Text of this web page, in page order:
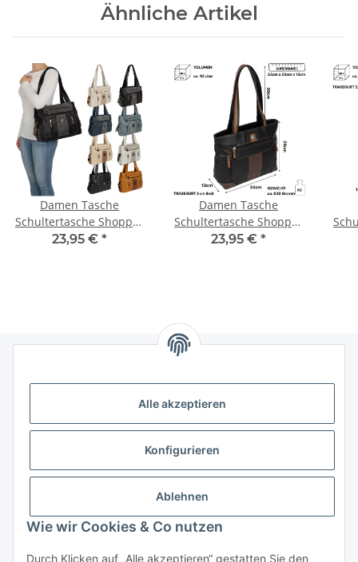
Alle akzeptieren
Konfigurieren
Ablehnen
Wie wir Cookies & Co nutzen
Durch Klicken auf „Alle akzeptieren“ gestatten Sie den
Ähnliche Artikel
Damen Tasche
Schultertasche Shopper
Henkeltasche
23,95 € *
Damen Tasche
Schultertasche Shopper
Henkeltasche
23,95 € *
Gesetzliche Informationen